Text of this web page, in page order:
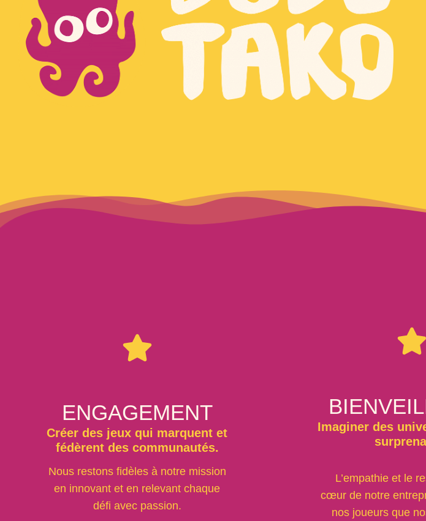
ENGAGEMENT
Créer des jeux qui marquent et
fédèrent des communautés.
Nous restons fidèles à notre mission
en innovant et en relevant chaque
défi avec passion.
Imaginer des
L’empathie et le
cœur de notre
nos joueurs que